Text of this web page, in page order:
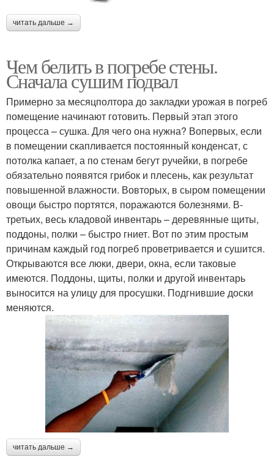
читать дальше →
Чем белить в погребе стены.
Сначала сушим подвал
Примерно за месяц­полтора до закладки урожая в погреб
помещение начинают готовить. Первый этап этого
процесса – сушка. Для чего она нужна? Во­первых, если
в помещении скапливается постоянный конденсат, с
потолка капает, а по стенам бегут ручейки, в погребе
обязательно появятся грибок и плесень, как результат
повышенной влажности. Во­вторых, в сыром помещении
овощи быстро портятся, поражаются болезнями. В­
третьих, весь кладовой инвентарь – деревянные щиты,
поддоны, полки – быстро гниет. Вот по этим простым
причинам каждый год погреб проветривается и сушится.
Открываются все люки, двери, окна, если таковые
имеются. Поддоны, щиты, полки и другой инвентарь
выносится на улицу для просушки. Подгнившие доски
меняются.
читать дальше →